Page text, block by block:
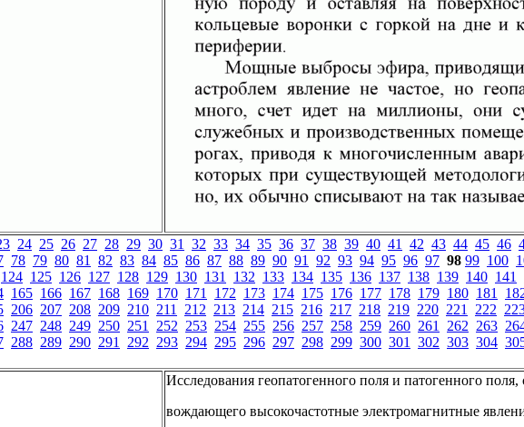
24 25 26 27 28 29 30 31 32 33 34 35 36 37 38 39 40 41 42 43 44 45 46
78 79 80 81 82 83 84 85 86 87 88 89 90 91 92 93 94 95 96 97 98 99 100
124 125 126 127 128 129 130 131 132 133 134 135 136 137 138 139 140 141
165 166 167 168 169 170 171 172 173 174 175 176 177 178 179 180 181
206 207 208 209 210 211 212 213 214 215 216 217 218 219 220 221 222
247 248 249 250 251 252 253 254 255 256 257 258 259 260 261 262 263
288 289 290 291 292 293 294 295 296 297 298 299 300 301 302 303 304
Исследования геопатогенного поля и патогенного поля,
вождающего высокочастотные электромагнитные